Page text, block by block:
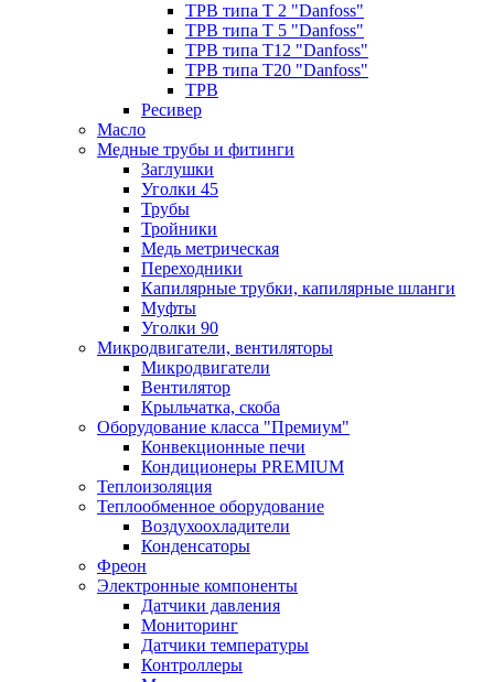
ТРВ типа Т 2 "Danfoss"
ТРВ типа Т 5 "Danfoss"
ТРВ типа Т12 "Danfoss"
ТРВ типа Т20 "Danfoss"
ТРВ
Ресивер
Масло
Медные трубы и фитинги
Заглушки
Уголки 45
Трубы
Тройники
Медь метрическая
Переходники
Капилярные трубки, капилярные шланги
Муфты
Уголки 90
Микродвигатели, вентиляторы
Микродвигатели
Вентилятор
Крыльчатка, скоба
Оборудование класса "Премиум"
Конвекционные печи
Кондиционеры PREMIUM
Теплоизоляция
Теплообменное оборудование
Воздухоохладители
Конденсаторы
Фреон
Электронные компоненты
Датчики давления
Мониторинг
Датчики температуры
Контроллеры